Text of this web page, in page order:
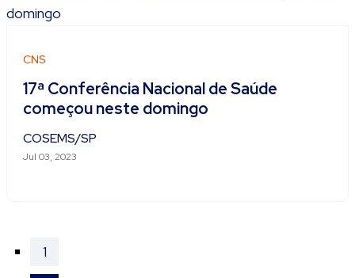
CNS
17ª Conferência Nacional de Saúde
começou neste domingo
COSEMS/SP
Jul 03, 2023
1